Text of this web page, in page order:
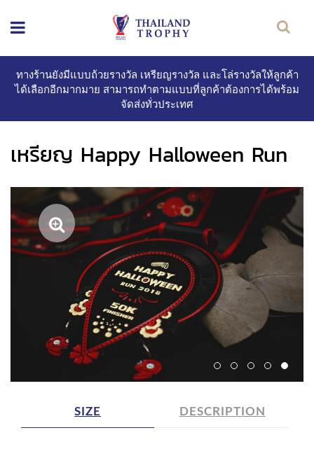
ทางร้านยังมีแบบถ้วยรางวัล เหรียญรางวัล และโล่รางวัลให้ลูกค้า
ได้เลือกอีกมากมาย สามารถทำตามแบบที่ลูกค้าต้องการได้พร้อม
จัดส่งทั่วประเทศ
เหรียญ Happy Halloween Run
SIZE DESCRIPTION